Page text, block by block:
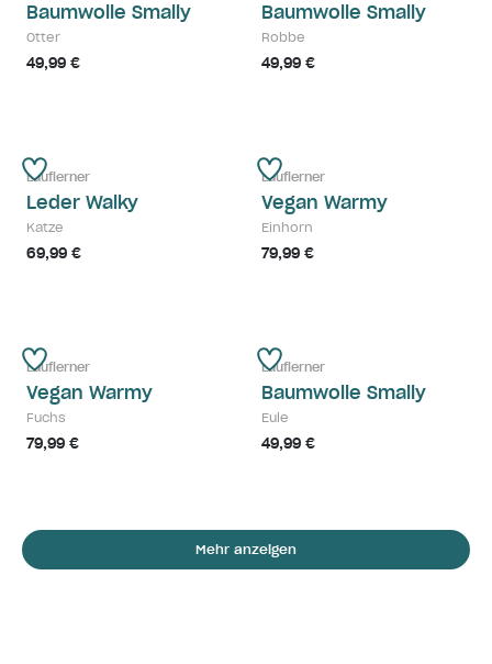
Baumwolle Smally
Otter
49,99 €
Baumwolle Smally
Robbe
49,99 €
Lauflerner
Leder Walky
Katze
69,99 €
Lauflerner
Vegan Warmy
Einhorn
79,99 €
Lauflerner
Vegan Warmy
Fuchs
79,99 €
Lauflerner
Baumwolle Smally
Eule
49,99 €
Mehr anzeigen